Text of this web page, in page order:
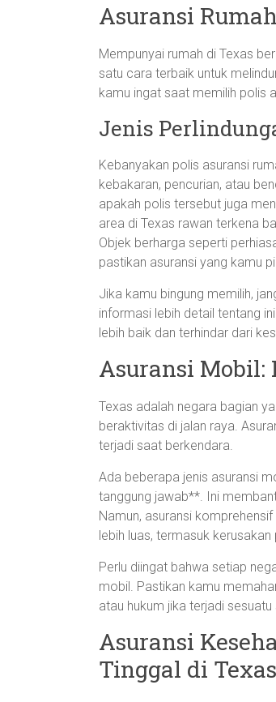
Asuransi
Mempunyai rumah di Texas
satu cara terbaik untuk
kamu ingat saat memilih polis
Jenis
Kebanyakan polis asuransi
kebakaran, pencurian, atau
apakah polis tersebut juga
area di Texas rawan terkena
Objek berharga seperti
pastikan asuransi yang kamu
Jika kamu bingung memilih,
informasi lebih detail tentang
lebih baik dan terhindar dari
Asuransi Mobil:
Texas adalah negara bagian
beraktivitas di jalan raya.
terjadi saat berkendara.
Ada beberapa jenis asuransi
tanggung jawab**. Ini
Namun, asuransi
lebih luas, termasuk
Perlu diingat bahwa setiap
mobil. Pastikan kamu
atau hukum jika terjadi
Asuransi
Tinggal di Texas